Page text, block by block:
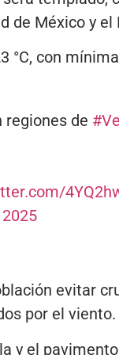
de México y el
con
de
evitar
por el viento.
y el